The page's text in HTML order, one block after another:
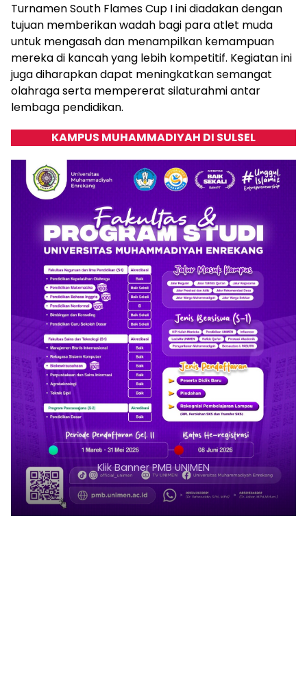
Turnamen South Flames Cup I ini diadakan dengan
tujuan memberikan wadah bagi para atlet muda
untuk mengasah dan menampilkan kemampuan
mereka di kancah yang lebih kompetitif. Kegiatan ini
juga diharapkan dapat meningkatkan semangat
olahraga serta mempererat silaturahmi antar
lembaga pendidikan.
KAMPUS MUHAMMADIYAH DI SULSEL